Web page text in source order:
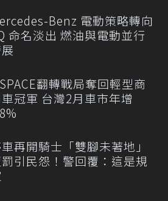
Benz 電動策略轉向
命名淡出 燃油與電動並行
翻轉戰局奪回輕型商
冠軍 台灣2月車市年增
再開騎士「雙腳未著地」
引民怨！警回覆：這是規